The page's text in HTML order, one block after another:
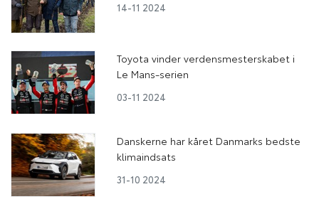
14-11 2024
Toyota vinder verdensmesterskabet i
Le Mans-serien
03-11 2024
Danskerne har kåret Danmarks bedste
klimaindsats
31-10 2024